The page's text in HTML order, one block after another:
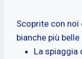
Scoprite con noi
bianche più
La spiaggia